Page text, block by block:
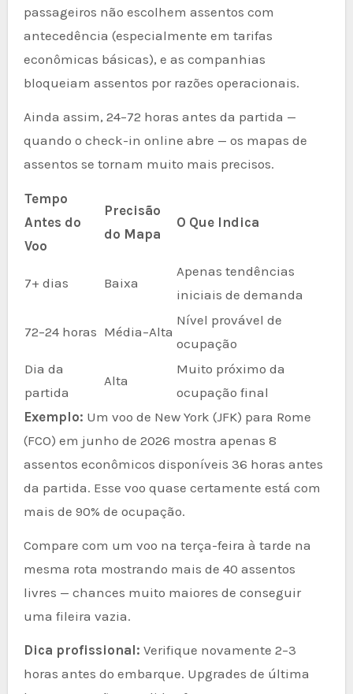
passageiros não escolhem assentos com
antecedência (especialmente em tarifas
econômicas básicas), e as companhias
bloqueiam assentos por razões operacionais.
Ainda assim, 24–72 horas antes da partida —
quando o check-in online abre — os mapas de
assentos se tornam muito mais precisos.
Tempo
Antes do
Voo
Precisão
do Mapa
O Que Indica
7+ dias Baixa
Apenas tendências
iniciais de demanda
72–24 horas Média–Alta
Nível provável de
ocupação
Dia da
partida
Alta
Muito próximo da
ocupação final
Exemplo: Um voo de New York (JFK) para Rome
(FCO) em junho de 2026 mostra apenas 8
assentos econômicos disponíveis 36 horas antes
da partida. Esse voo quase certamente está com
mais de 90% de ocupação.
Compare com um voo na terça-feira à tarde na
mesma rota mostrando mais de 40 assentos
livres — chances muito maiores de conseguir
uma fileira vazia.
Dica profissional: Verifique novamente 2–3
horas antes do embarque. Upgrades de última